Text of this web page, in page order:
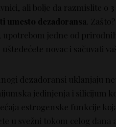
ali bolje da razmislite o 3
umesto dezadoransa .
upotrebom jedne od
novac i sačuvati
dezadoransi uklanjaju
jedinjenja i silicijum
estrogenske funkcije
u svežni tokom celog dana